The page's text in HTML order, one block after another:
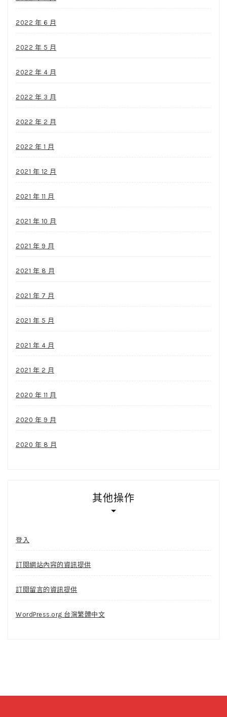
2022 年 6 月
2022 年 5 月
2022 年 4 月
2022 年 3 月
2022 年 2 月
2022 年 1 月
2021 年 12 月
2021 年 11 月
2021 年 10 月
2021 年 9 月
2021 年 8 月
2021 年 7 月
2021 年 5 月
2021 年 4 月
2021 年 2 月
2020 年 11 月
2020 年 9 月
2020 年 8 月
其他操作
登入
訂閱網站內容的資訊提供
訂閱留言的資訊提供
WordPress.org 台灣繁體中文